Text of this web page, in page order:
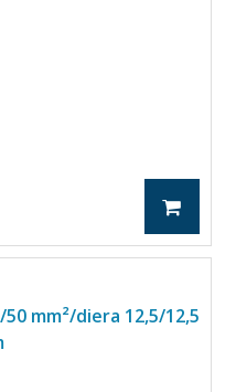
mm²/diera 12,5/12,5